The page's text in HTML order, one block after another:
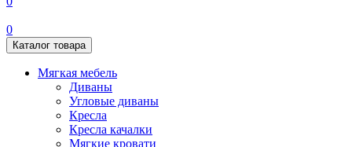
0
Каталог товара
Мягкая мебель
Диваны
Угловые диваны
Кресла
Кресла качалки
Мягкие кровати